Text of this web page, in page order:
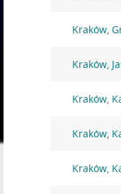
Kraków,
Kraków,
Kraków,
Kraków,
Kraków,